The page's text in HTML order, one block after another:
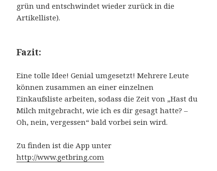
grün und entschwindet wieder zurück in die
Artikelliste).
Fazit:
Eine tolle Idee! Genial umgesetzt! Mehrere Leute
können zusammen an einer einzelnen
Einkaufsliste arbeiten, sodass die Zeit von „Hast du
Milch mitgebracht, wie ich es dir gesagt hatte? –
Oh, nein, vergessen“ bald vorbei sein wird.
Zu finden ist die App unter
http://www.getbring.com